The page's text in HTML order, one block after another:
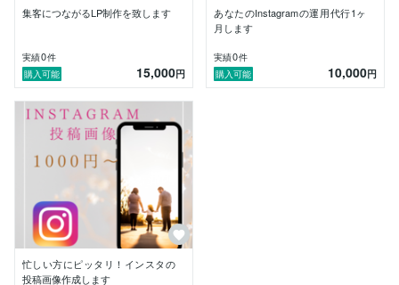
集客につながるLP制作を致します
実績0件
購入可能
15,000円
あなたのInstagramの運用代行1ヶ
月します
実績0件
購入可能
10,000円
忙しい方にピッタリ！インスタの
投稿画像作成します